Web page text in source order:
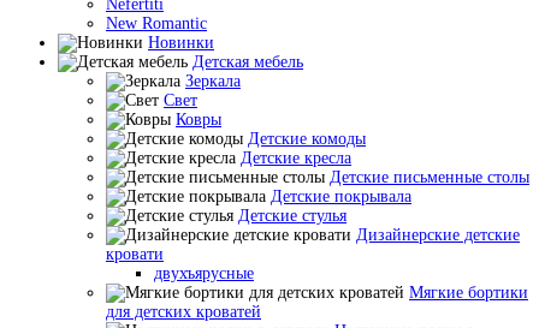
Nefertiti
New Romantic
Новинки
Детская мебель
Зеркала
Свет
Ковры
Детские комоды
Детские кресла
Детские письменные столы
Детские покрывала
Детские стулья
Дизайнерские детские
кровати
двухъярусные
Мягкие бортики
для детских кроватей